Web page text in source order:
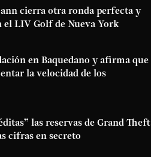
cierra otra ronda perfecta y
el LIV Golf de Nueva York
en Baquedano y afirma que
la velocidad de los
las reservas de Grand Theft
cifras en secreto